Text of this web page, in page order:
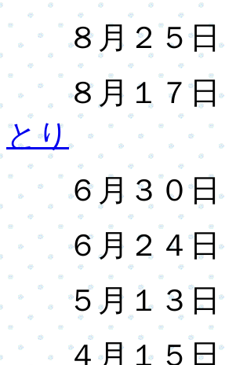
８月２
８月１
とり
６月３
６月２
５月１
４月１